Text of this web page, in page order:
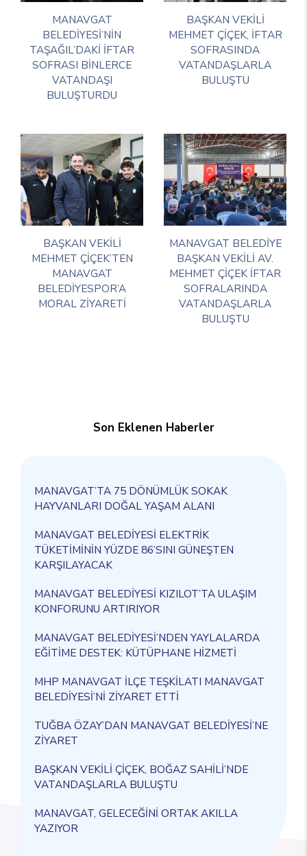
MANAVGAT
BELEDİYESİ’NİN
TAŞAĞIL’DAKİ İFTAR
SOFRASI BİNLERCE
VATANDAŞI
BULUŞTURDU
BAŞKAN VEKİLİ
MEHMET ÇİÇEK, İFTAR
SOFRASINDA
VATANDAŞLARLA
BULUŞTU
BAŞKAN VEKİLİ
MEHMET ÇİÇEK’TEN
MANAVGAT
BELEDİYESPOR’A
MORAL ZİYARETİ
MANAVGAT BELEDİYE
BAŞKAN VEKİLİ AV.
MEHMET ÇİÇEK İFTAR
SOFRALARINDA
VATANDAŞLARLA
BULUŞTU
Son Eklenen Haberler
MANAVGAT’TA 75 DÖNÜMLÜK SOKAK
HAYVANLARI DOĞAL YAŞAM ALANI
MANAVGAT BELEDİYESİ ELEKTRİK
TÜKETİMİNİN YÜZDE 86’SINI GÜNEŞTEN
KARŞILAYACAK
MANAVGAT BELEDİYESİ KIZILOT’TA ULAŞIM
KONFORUNU ARTIRIYOR
MANAVGAT BELEDİYESİ’NDEN YAYLALARDA
EĞİTİME DESTEK: KÜTÜPHANE HİZMETİ
MHP MANAVGAT İLÇE TEŞKİLATI MANAVGAT
BELEDİYESİ’Nİ ZİYARET ETTİ
TUĞBA ÖZAY’DAN MANAVGAT BELEDİYESİ’NE
ZİYARET
BAŞKAN VEKİLİ ÇİÇEK, BOĞAZ SAHİLİ’NDE
VATANDAŞLARLA BULUŞTU
MANAVGAT, GELECEĞİNİ ORTAK AKILLA
YAZIYOR